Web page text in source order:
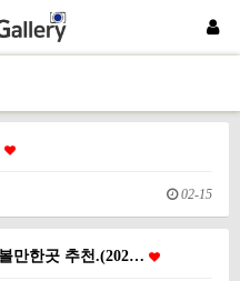
02-15
만한곳 추천.(202…